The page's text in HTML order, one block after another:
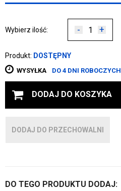
Wybierz ilość: - +
Produkt: DOSTĘPNY
WYSYŁKA DO 4 DNI ROBOCZYCH
DODAJ DO KOSZYKA
DODAJ DO PRZECHOWALNI
DO TEGO PRODUKTU DODAJ: